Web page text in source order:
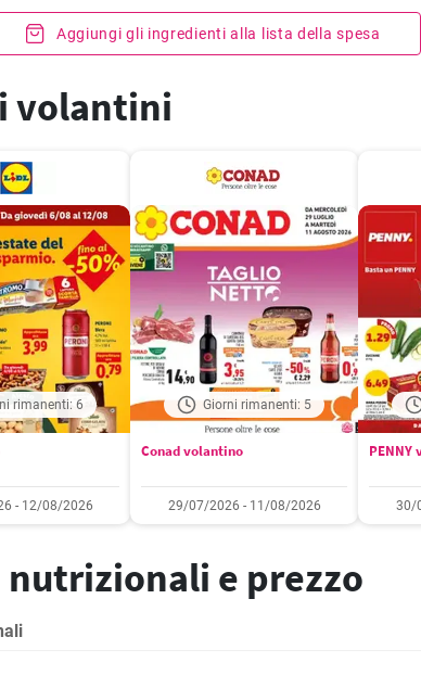
Aggiungi gli ingredienti alla lista della spesa
volantini
rimanenti: 6
- 12/08/2026
Giorni rimanenti: 5
Conad volantino
29/07/2026 - 11/08/2026
PENNY
30/
nutrizionali e prezzo